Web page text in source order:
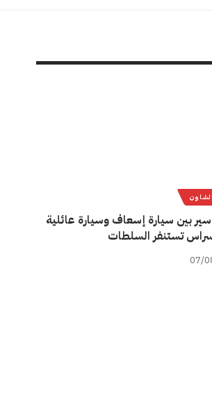
بين سيارة إسعاف وسيارة عائلية
تستنفر السلطات
07/